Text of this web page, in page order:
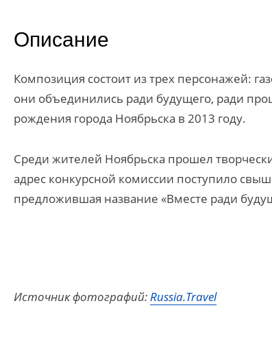
Описание
Композиция состоит из трех персонажей:
они объединились ради будущего, ради
рождения города Ноябрьска в 2013 году.
Среди жителей Ноябрьска прошел
адрес конкурсной комиссии поступило
предложившая название «Вместе ради
Источник фотографий:Russia.Travel